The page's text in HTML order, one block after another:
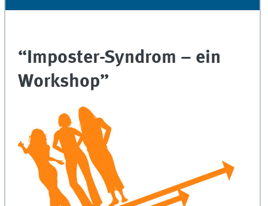
“Imposter-Syndrom – ein
Workshop”